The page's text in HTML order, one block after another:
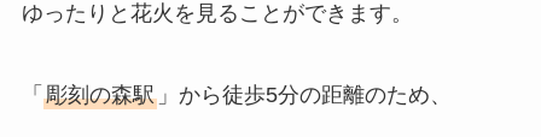
ゆったりと花火を見ることができます。
「 彫刻の森駅」から徒歩5分の距離のため、